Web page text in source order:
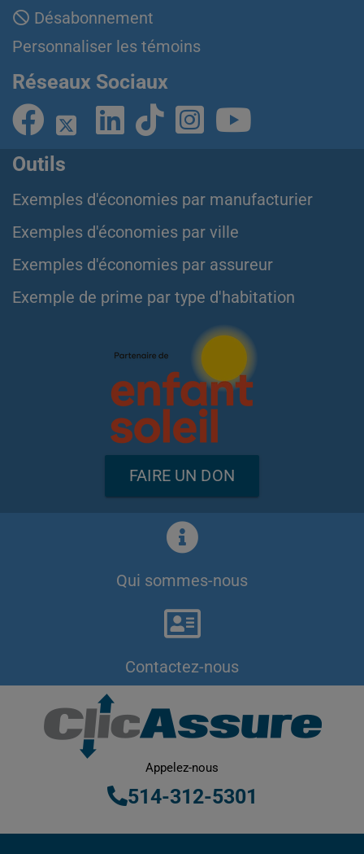
Désabonnement
Personnaliser les témoins
Réseaux Sociaux
Outils
Exemples d'économies par manufacturier
Exemples d'économies par ville
Exemples d'économies par assureur
Exemple de prime par type d'habitation
FAIRE UN DON
Qui sommes-nous
Contactez-nous
Appelez-nous
514-312-5301